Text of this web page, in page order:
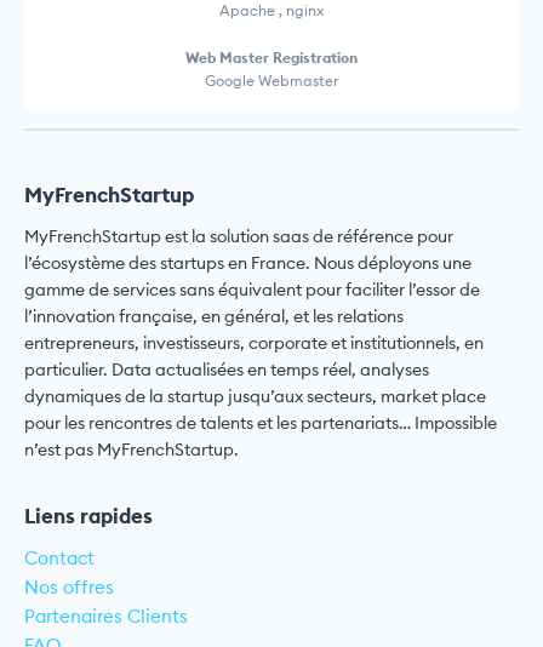
Apache , nginx
Web Master Registration
Google Webmaster
MyFrenchStartup
MyFrenchStartup est la solution saas de référence pour
l’écosystème des startups en France. Nous déployons une
gamme de services sans équivalent pour faciliter l’essor de
l’innovation française, en général, et les relations
entrepreneurs, investisseurs, corporate et institutionnels, en
particulier. Data actualisées en temps réel, analyses
dynamiques de la startup jusqu’aux secteurs, market place
pour les rencontres de talents et les partenariats… Impossible
n’est pas MyFrenchStartup.
Liens rapides
Contact
Nos offres
Partenaires Clients